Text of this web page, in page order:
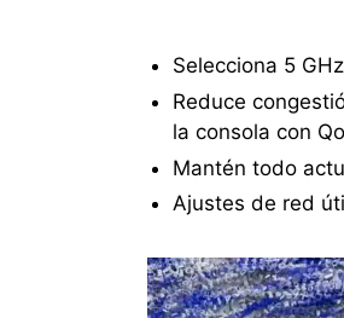
Selecciona 5
Reduce
la consola con
Mantén todo
Ajustes de red